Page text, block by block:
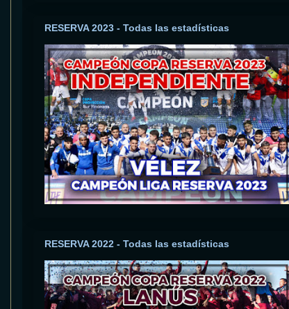
RESERVA 2023 - Todas las estadísticas
RESERVA 2022 - Todas las estadísticas